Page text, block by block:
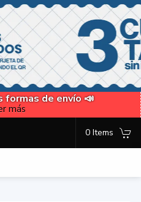
formas de envío 📣
más
0 Items